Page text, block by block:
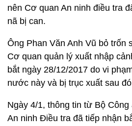
nên Cơ quan An ninh điều tra
nã bị can.
Ông Phan Văn Anh Vũ bỏ trốn
Cơ quan quản lý xuất nhập
bắt ngày 28/12/2017 do vi
nước này và bị trục xuất sau
Ngày 4/1, thông tin từ Bộ
An ninh Điều tra đã tiếp nhận